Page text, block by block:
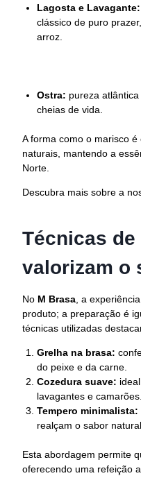
Lagosta e
clássico de puro
arroz.
Ostra: pureza
cheias de vida.
A forma como o marisco
naturais, mantendo a
Norte.
Descubra mais sobre a
Técnicas
valorizam o
No M Brasa , a
produto; a preparação é
técnicas utilizadas
Grelha na brasa:
do peixe e da carne.
Cozedura suave:
lavagantes e camarões.
Tempero minimalista:
realçam o sabor
Esta abordagem permite
oferecendo uma refeição